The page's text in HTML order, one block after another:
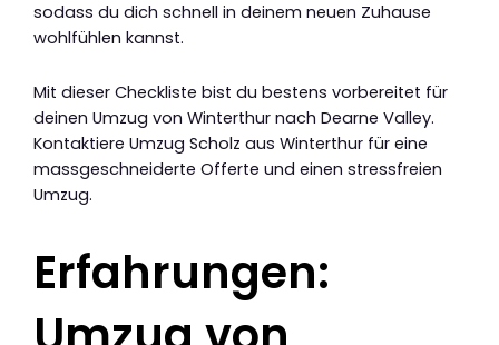
sodass du dich schnell in deinem neuen Zuhause
wohlfühlen kannst.
Mit dieser Checkliste bist du bestens vorbereitet für
deinen Umzug von Winterthur nach Dearne Valley.
Kontaktiere Umzug Scholz aus Winterthur für eine
massgeschneiderte Offerte und einen stressfreien
Umzug.
Erfahrungen: